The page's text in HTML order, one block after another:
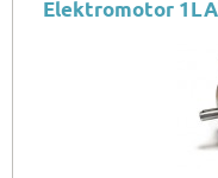
Elektromotor